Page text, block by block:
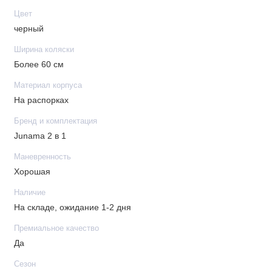
Цвет
черный
Ширина коляски
Более 60 см
Материал корпуса
На распорках
Бренд и комплектация
Junama 2 в 1
Маневренность
Хорошая
Наличие
На складе, ожидание 1-2 дня
Премиальное качество
Да
Сезон